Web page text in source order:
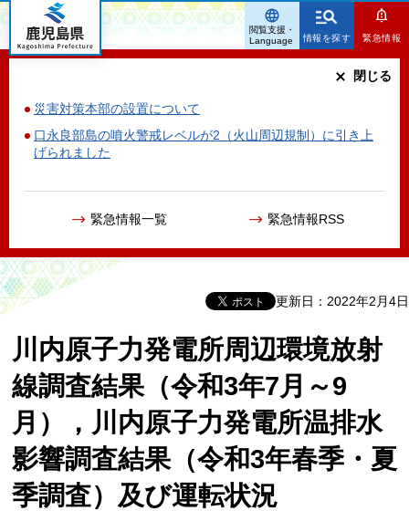
鹿児島県
情報を探す 緊急情報
災害対策本部の設置について
口永良部島の噴火警戒レベルが2（火山周辺規制）に引き上
げられました
緊急情報一覧 緊急情報RSS
閉じる
閲覧支援・
Language
更新日：2022年2月4日
川内原子力発電所周辺環境放射
線調査結果（令和3年7月～9
月），川内原子力発電所温排水
影響調査結果（令和3年春季・夏
季調査）及び運転状況